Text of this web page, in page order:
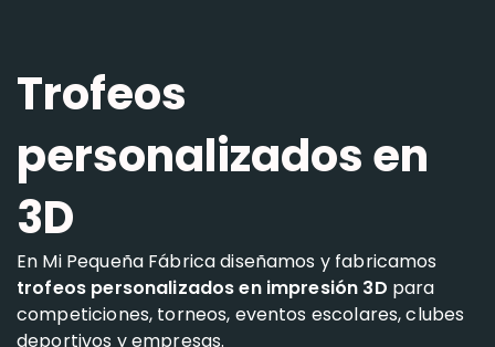
Trofeos
personalizados en
3D
En Mi Pequeña Fábrica diseñamos y fabricamos
trofeos personalizados en impresión 3D para
competiciones, torneos, eventos escolares, clubes
deportivos y empresas.